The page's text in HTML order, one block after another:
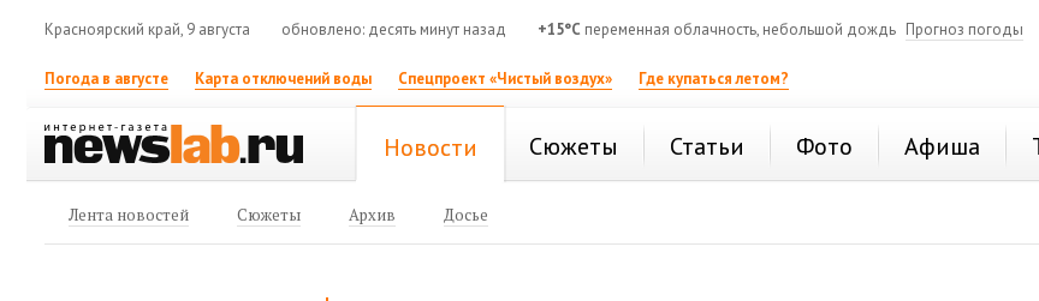
Красноярский край, 9 августа обновлено: десять минут назад +15°C переменная облачность, небольшой дождь Прогноз погоды
Погода в августе Карта отключений воды Спецпроект «Чистый воздух» Где купаться летом?
Новости Сюжеты Статьи Фото Афиша
Лента новостей Сюжеты Архив Досье